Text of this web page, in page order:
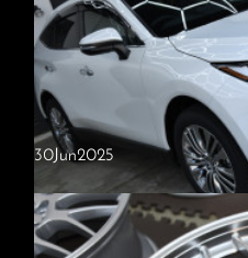
施工内容・スタンダードコース・
オ ご入庫いただきました。 当店
認しながら、新車でのご入庫でし
トヨタ・ハリアー
30Jun2025